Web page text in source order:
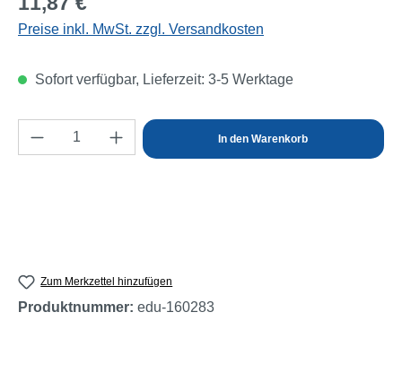
Preise inkl. MwSt. zzgl. Versandkosten
Sofort verfügbar, Lieferzeit: 3-5 Werktage
Produkt Anzahl: Gib den gewünschten
In den Warenkorb
Zum Merkzettel hinzufügen
Produktnummer: edu-160283